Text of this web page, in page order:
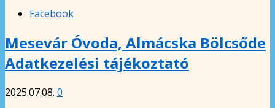
Facebook
Mesevár Óvoda, Almácska Bölcsőde
Adatkezelési tájékoztató
2025.07.08. 0